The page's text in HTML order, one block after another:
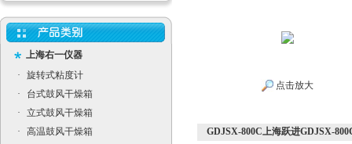
上海右一仪器
·
旋转式粘度计
·
台式鼓风干燥箱
·
立式鼓风干燥箱
·
高温鼓风干燥箱
点击放大
GDJSX-800C上海跃进GDJSX-